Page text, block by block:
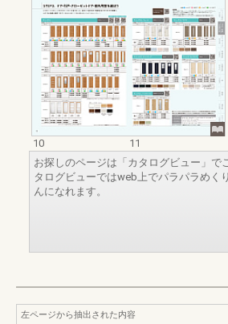
10
11
お探しのページは「カタログビュー」で
タログビューではweb上でパラパラめく
んになれます。
左ページから抽出された内容